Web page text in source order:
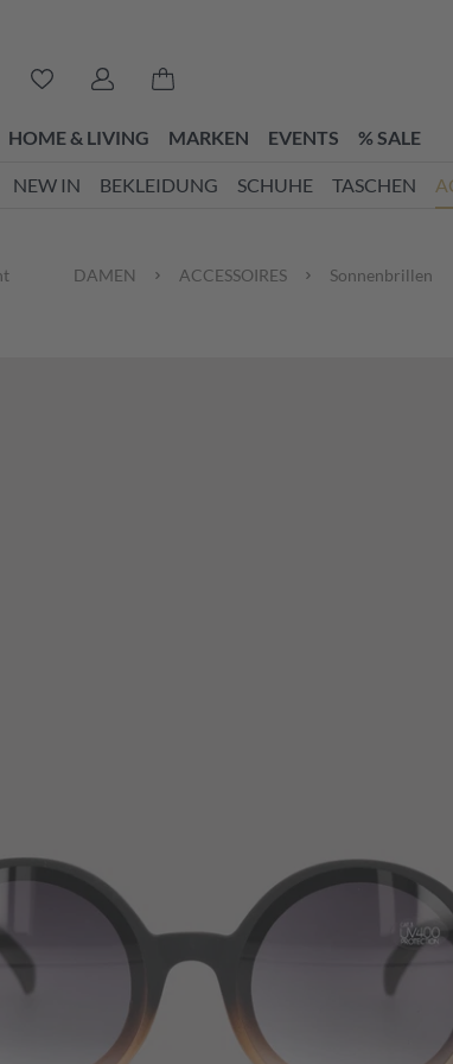
Du hast 0 Produkte auf dem Merkzettel
HOME & LIVING MARKEN EVENTS % SALE
NEW IN BEKLEIDUNG SCHUHE TASCHEN
DAMEN ACCESSOIRES Sonnenbrillen